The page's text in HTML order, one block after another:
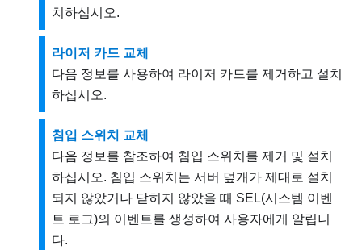
치하십시오.
라이저 카드 교체
다음 정보를 사용하여 라이저 카드를 제거하고 설치
하십시오.
침입 스위치 교체
다음 정보를 참조하여 침입 스위치를 제거 및 설치
하십시오. 침입 스위치는 서버 덮개가 제대로 설치
되지 않았거나 닫히지 않았을 때 SEL(시스템 이벤
트 로그)의 이벤트를 생성하여 사용자에게 알립니
다.